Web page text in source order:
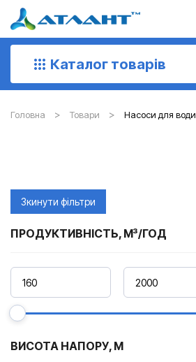
Каталог товарів
Головна Товари Насоси для води
Зкинути фільтри
ПРОДУКТИВНІСТЬ, М³/ГОД
ВИСОТА НАПОРУ, М